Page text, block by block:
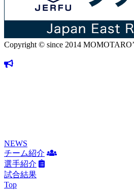
Copyright © since 2014
NEWS
チーム紹介
選手紹介
試合結果
Top